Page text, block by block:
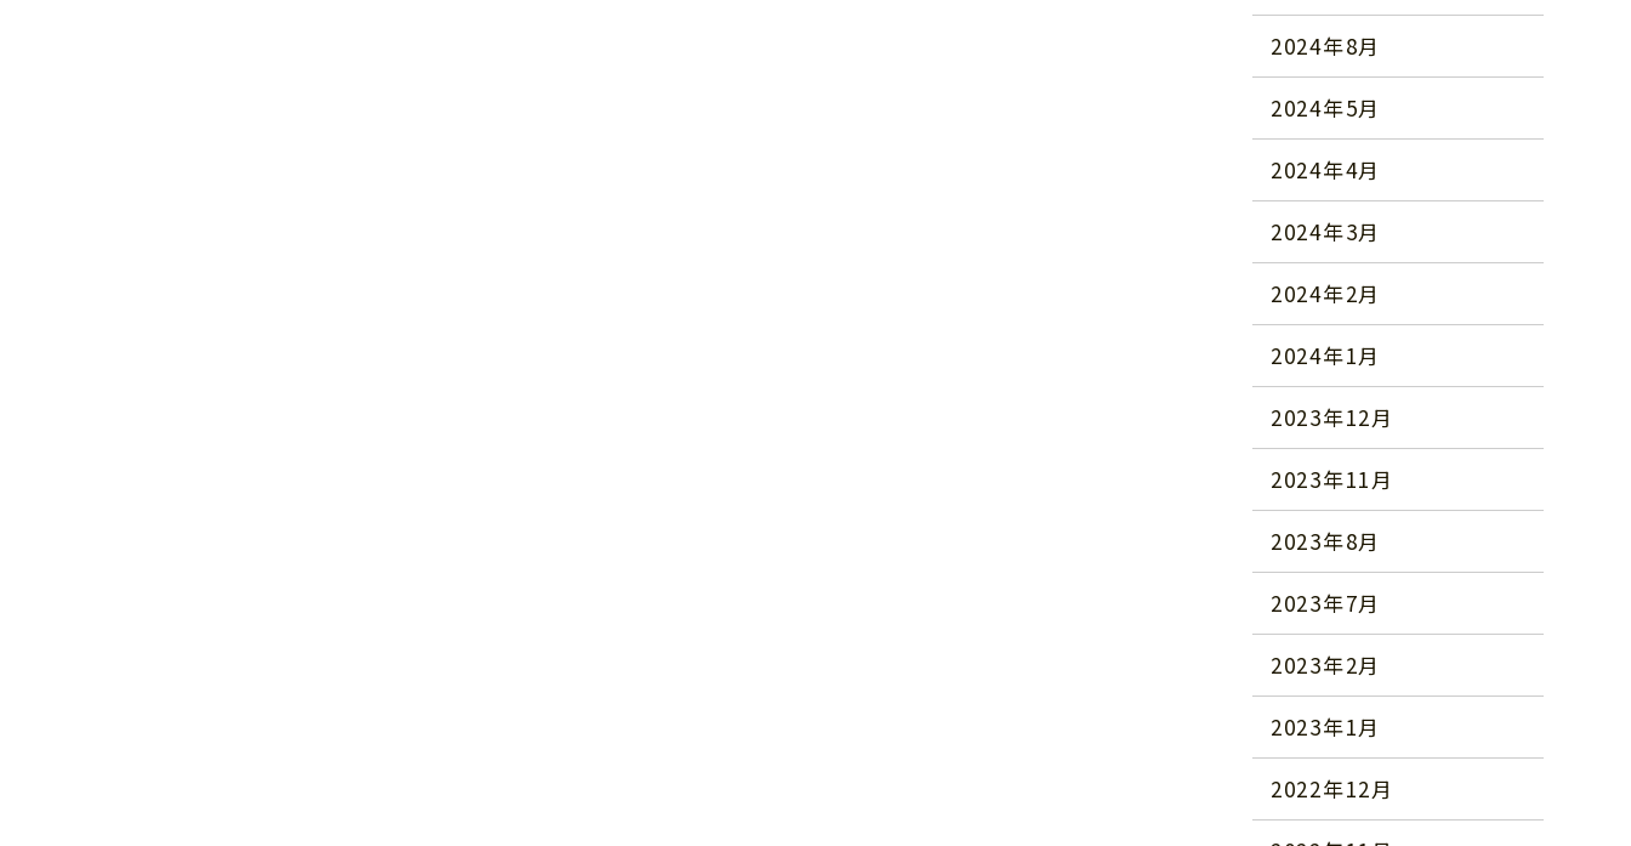
2024年8月
2024年5月
2024年4月
2024年3月
2024年2月
2024年1月
2023年12月
2023年11月
2023年8月
2023年7月
2023年2月
2023年1月
2022年12月